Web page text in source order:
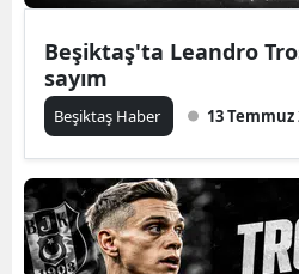
Beşiktaş'ta Leandro
sayım
Beşiktaş Haber 13 Temmuz